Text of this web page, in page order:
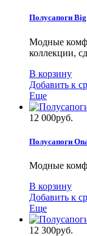
Полусапоги
Модные
коллекции,
В корзину
Добавить к
Еще
12 000руб.
Полусапоги
Модные
В корзину
Добавить к
Еще
12 300руб.